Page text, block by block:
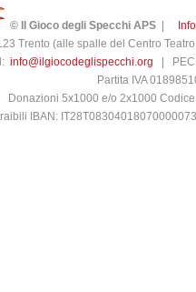
© Il Gioco degli Specchi APS|
Trento (alle spalle del Centro
info@ilgiocodeglispecchi.org |
Partita IVA
Donazioni 5x1000 e/o 2x1000
IBAN: